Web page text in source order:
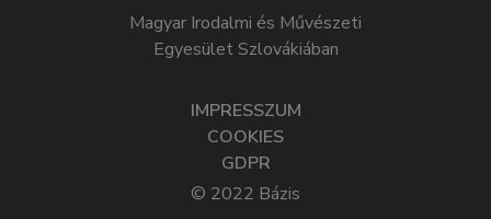
Magyar Irodalmi és Művészeti
Egyesület Szlovákiában
IMPRESSZUM
COOKIES
GDPR
© 2022 Bázis